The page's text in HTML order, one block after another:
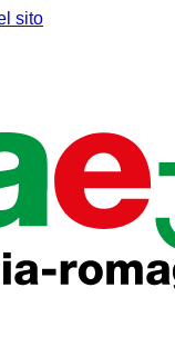
sito